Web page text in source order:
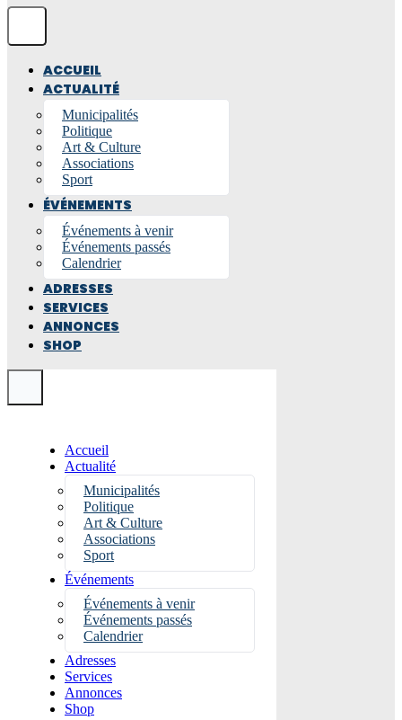
ACCUEIL
ACTUALITÉ
Municipalités
Politique
Art & Culture
Associations
Sport
ÉVÉNEMENTS
Événements à venir
Événements passés
Calendrier
ADRESSES
SERVICES
ANNONCES
SHOP
Accueil
Actualité
Municipalités
Politique
Art & Culture
Associations
Sport
Événements
Événements à venir
Événements passés
Calendrier
Adresses
Services
Annonces
Shop